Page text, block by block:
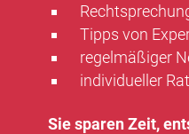
Tipps von
regelmäßiger
individueller
Sie sparen Zeit,